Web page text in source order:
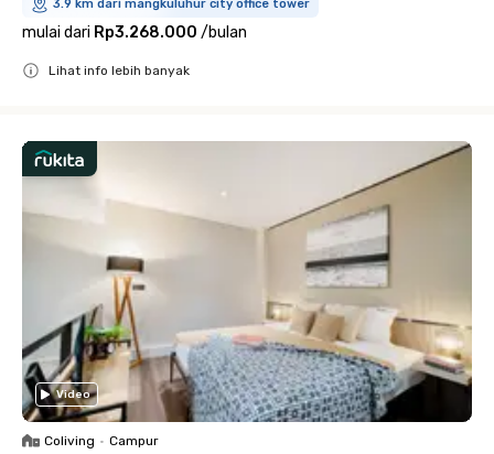
3.9 km dari mangkuluhur city office tower
mulai dari Rp3.268.000 /bulan
Lihat info lebih banyak
Video
Coliving • Campur